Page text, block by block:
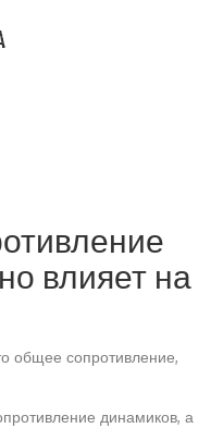
влияет на
общее сопротивление,
динамиков, а